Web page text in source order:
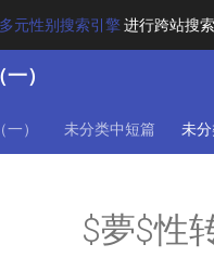
元性别搜索引擎进行跨站搜索
）
） 未分类中短篇 未
$夢$性